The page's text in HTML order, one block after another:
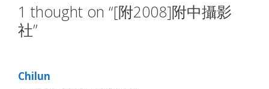
1 thought on “[附2008]附中攝影
社”
Chilun